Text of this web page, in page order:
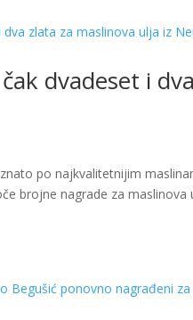
dvadeset i
po najkvalitetnijim
brojne nagrade za